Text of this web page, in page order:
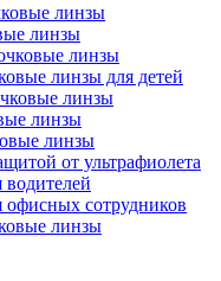
линзы
линзы
линзы
линзы для детей
линзы
линзы
линзы
от ультрафиолета
сотрудников
линзы